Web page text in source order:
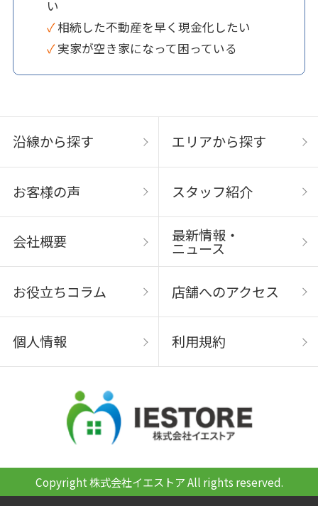
い
✓ 相続した不動産を早く現金化したい
✓ 実家が空き家になって困っている
沿線から探す エリアから探す
お客様の声 スタッフ紹介
会社概要 最新情報・
ニュース
お役立ちコラム 店舗へのアクセス
個人情報 利用規約
Copyright 株式会社イエストア All rights reserved.